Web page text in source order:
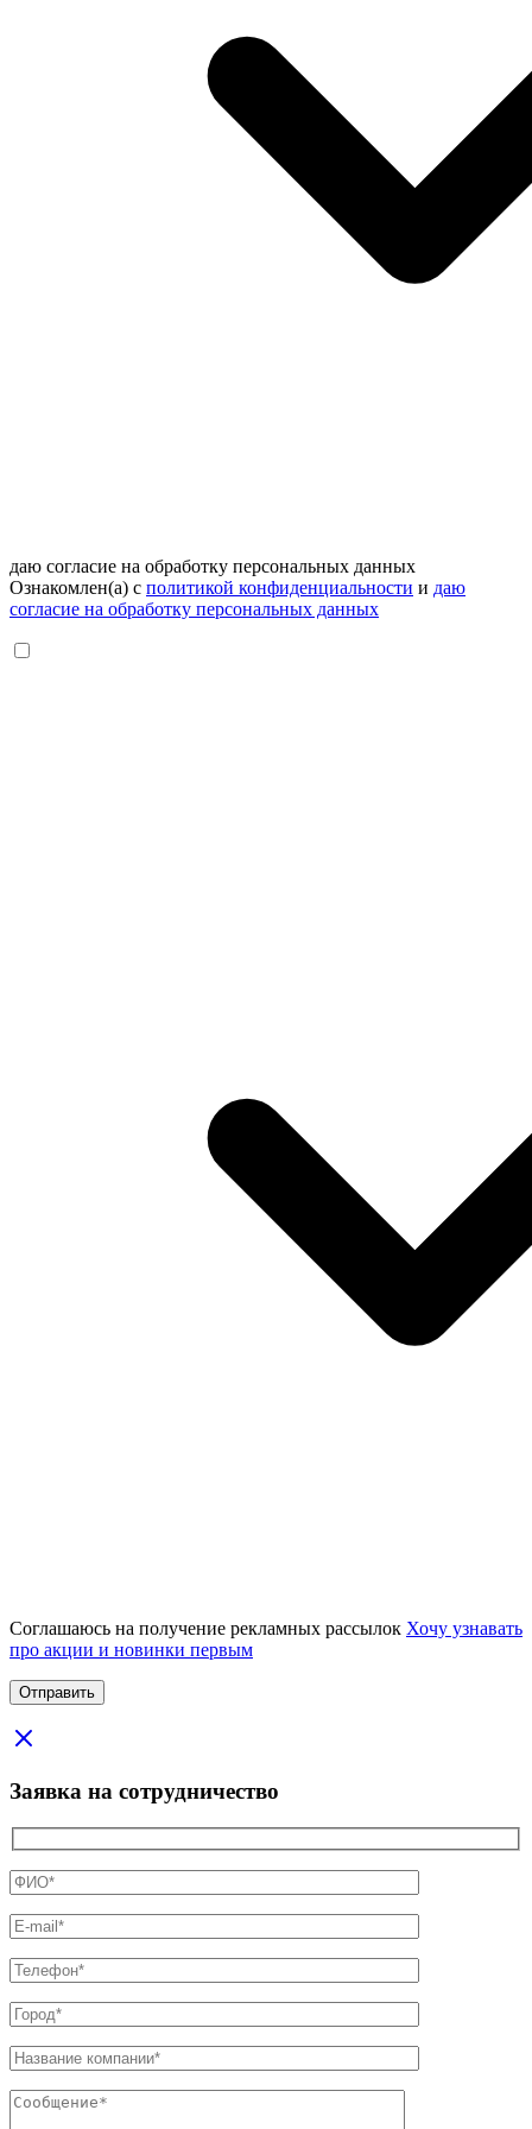
даю согласие на обработку персональных данных
Ознакомлен(а) с политикой конфиденциальности и даю
согласие на обработку персональных данных
Соглашаюсь на получение рекламных рассылок Хочу узнавать
про акции и новинки первым
Заявка на сотрудничество